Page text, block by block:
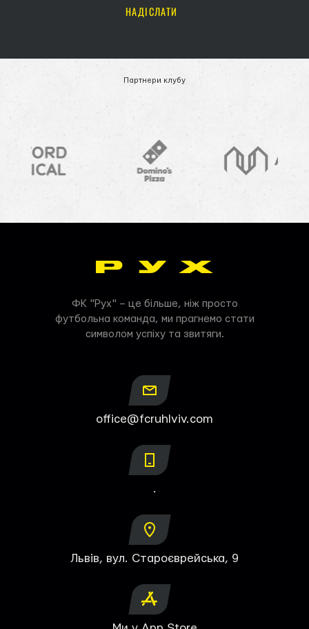
НАДІСЛАТИ
Партнери клубу
ФК "Рух" – це більше, ніж просто
футбольна команда, ми прагнемо стати
символом успіху та звитяги.
office@fcruhlviv.com
.
Львів, вул. Староєврейська, 9